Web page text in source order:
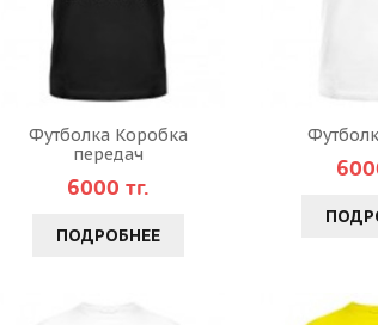
Футболка Коробка
передач
6000 тг.
ПОДРОБНЕЕ